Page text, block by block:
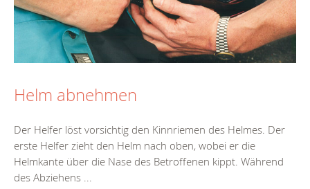
Helm abnehmen
Der Helfer löst vorsichtig den Kinnriemen des Helmes. Der
erste Helfer zieht den Helm nach oben, wobei er die
Helmkante über die Nase des Betroffenen kippt. Während
des Abziehens ...